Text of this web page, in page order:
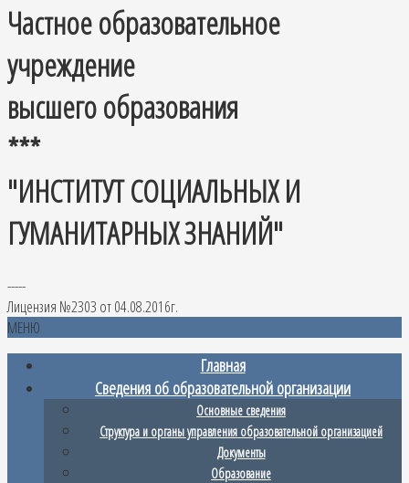
Частное образовательное
учреждение
высшего образования
***
"ИНСТИТУТ СОЦИАЛЬНЫХ И
ГУМАНИТАРНЫХ ЗНАНИЙ"
-----
Лицензия №2303 от 04.08.2016г.
МЕНЮ
Главная
Сведения об образовательной организации
Основные сведения
Структура и органы управления образовательной организацией
Документы
Образование